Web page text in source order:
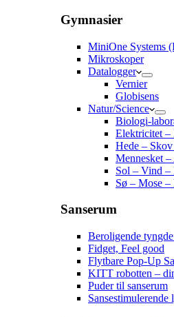
Gymnasier
MiniOne Systems
Mikroskoper
Datalogger
Vernier
Globisens
Natur/Science
Biologi-
Elektricitet –
Hede –
Mennesket
Sol – Vind
Sø – Mose –
Sanserum
Beroligende
Fidget, Feel good
Flytbare Pop-Up
KITT robotten –
Puder til sanserum
Sansestimulerende